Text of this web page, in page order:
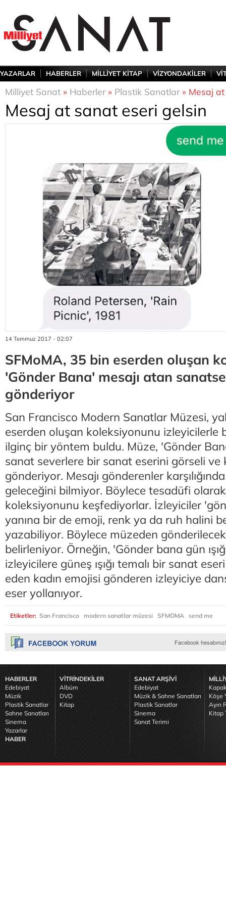
YAZARLAR HABERLER MİLLİYET KİTAP VİZYONDAKİLER
Milliyet Sanat » Haberler» Plastik Sanatlar» Mesaj
Mesaj at sanat eseri gelsin
14 Temmuz 2017 - 02:07
SFMoMA, 35 bin eserden oluşan
'Gönder Bana' mesajı atan
gönderiyor
San Francisco Modern Sanatlar Müzesi,
eserden oluşan koleksiyonunu izleyicilerle
ilginç bir yöntem buldu. Müze, 'Gönder
sanat severlere bir sanat eserini görseli ve
gönderiyor. Mesajı gönderenler
geleceğini bilmiyor. Böylece tesadüfi
koleksiyonunu keşfediyorlar. İzleyiciler
yanına bir de emoji, renk ya da ruh halini
yazabiliyor. Böylece müzeden
belirleniyor. Örneğin, 'Gönder bana gün
izleyicilere güneş ışığı temalı bir sanat
eden kadın emojisi gönderen izleyiciye
eser yollanıyor.
Etiketler: San Francisco modern sanatlar müzesi SFMOMA send me
HABERLER
Edebiyat
Müzik
Plastik Sanatlar
Sahne Sanatları
Sinema
Yazarlar
HABER
VİTRİNDEKİLER
Albüm
DVD
Kitap
SANAT ARŞİVİ
Edebiyat
Müzik & Sahne Sanatları
Plastik Sanatlar
Sinema
Sanat Terimi
Köşe
Ayın
Kitap